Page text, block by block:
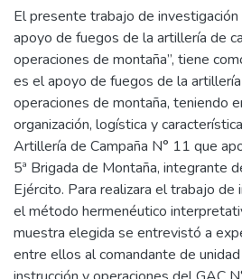
El presente trabajo de
apoyo de fuegos de la artillería de
operaciones de montaña”, tiene
es el apoyo de fuegos de la
operaciones de montaña, teniendo
organización, logística y
Artillería de Campaña N° 11 que
5ª Brigada de Montaña, integrante
Ejército. Para realizara el trabajo
el método hermenéutico
muestra elegida se entrevistó a
entre ellos al comandante de